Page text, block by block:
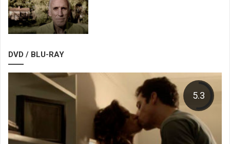
DVD / BLU-RAY
5.3